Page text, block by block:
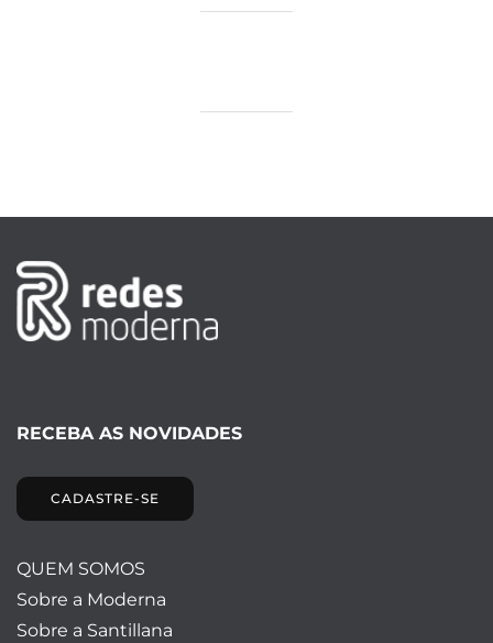
RECEBA AS NOVIDADES
CADASTRE-SE
QUEM SOMOS
Sobre a Moderna
Sobre a Santillana